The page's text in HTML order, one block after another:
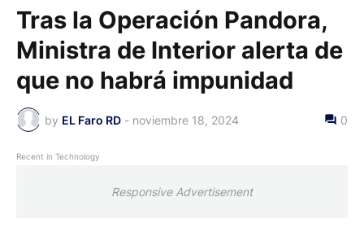
Tras la Operación Pandora,
Ministra de Interior alerta de
que no habrá impunidad
by EL Faro RD - noviembre 18, 2024 0
Recent in Technology
Responsive Advertisement